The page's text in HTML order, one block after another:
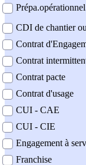
CDI de chantier
Contrat
Contrat
Contrat pacte
Contrat d'usage
CUI - CAE
CUI - CIE
Engagement à
Franchise